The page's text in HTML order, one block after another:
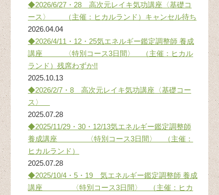
◆2026/6/27・28 高次元レイキ気功講座〈基礎コ
ース〉 （主催：ヒカルランド）キャンセル待ち
2026.04.04
◆2026/4/11・12・25気エネルギー鑑定調整師 養成
講座 〈特別コース3日間〉 （主催：ヒカル
ランド）残席わずか!!
2025.10.13
◆2026/2/7・8 高次元レイキ気功講座〈基礎コー
ス〉
2025.07.28
◆2025/11/29・30・12/13気エネルギー鑑定調整師
養成講座 〈特別コース3日間〉 （主催：
ヒカルランド）
2025.07.28
◆2025/10/4・5・19 気エネルギー鑑定調整師 養成
講座 〈特別コース3日間〉 （主催：ヒカ